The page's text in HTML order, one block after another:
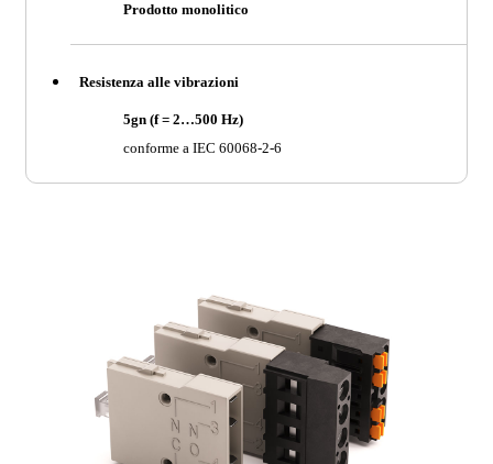
Prodotto monolitico
Resistenza alle vibrazioni
5gn (f = 2…500 Hz)
conforme a IEC 60068-2-6